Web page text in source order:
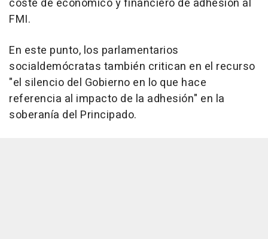
coste de económico y financiero de adhesión al
FMI.
En este punto, los parlamentarios
socialdemócratas también critican en el recurso
"el silencio del Gobierno en lo que hace
referencia al impacto de la adhesión" en la
soberanía del Principado.